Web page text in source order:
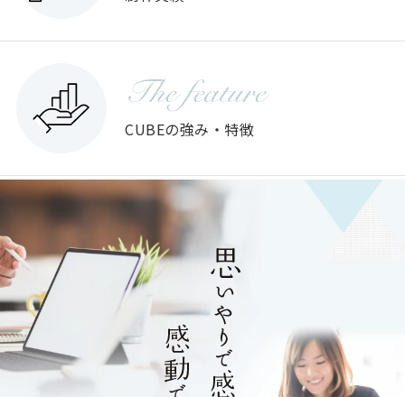
The feature
CUBEの強み・特徴